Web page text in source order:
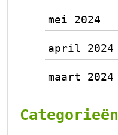
mei 2024
april 2024
maart 2024
Categorieën